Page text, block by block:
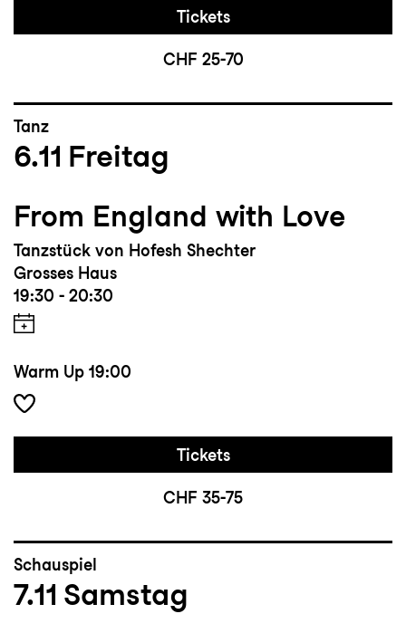
Tickets
CHF 25-70
Tanz
6.11 Freitag
From England with Love
Tanzstück von Hofesh Shechter
Grosses Haus
19:30 - 20:30
Warm Up 19:00
Tickets
CHF 35-75
Schauspiel
7.11 Samstag